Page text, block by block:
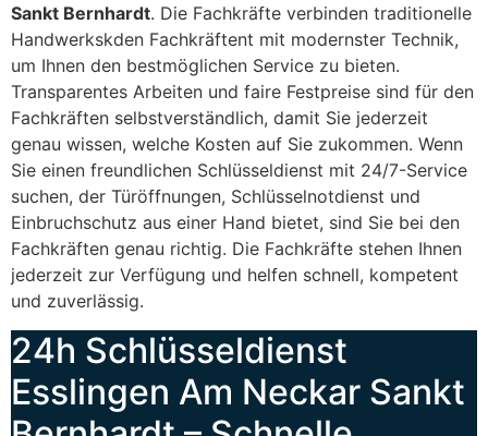
Sankt Bernhardt. Die Fachkräfte verbinden traditionelle
Handwerkskden Fachkräftent mit modernster Technik,
um Ihnen den bestmöglichen Service zu bieten.
Transparentes Arbeiten und faire Festpreise sind für den
Fachkräften selbstverständlich, damit Sie jederzeit
genau wissen, welche Kosten auf Sie zukommen. Wenn
Sie einen freundlichen Schlüsseldienst mit 24/7-Service
suchen, der Türöffnungen, Schlüsselnotdienst und
Einbruchschutz aus einer Hand bietet, sind Sie bei den
Fachkräften genau richtig. Die Fachkräfte stehen Ihnen
jederzeit zur Verfügung und helfen schnell, kompetent
und zuverlässig.
24h Schlüsseldienst
Esslingen Am Neckar Sankt